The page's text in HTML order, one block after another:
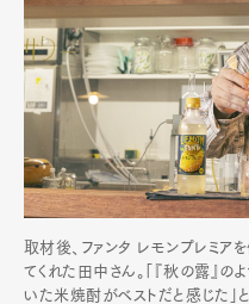
取材後、ファンタ レモンプレミア
てくれた田中さん。「『秋の露』
いた米焼酎がベストだと感じた」